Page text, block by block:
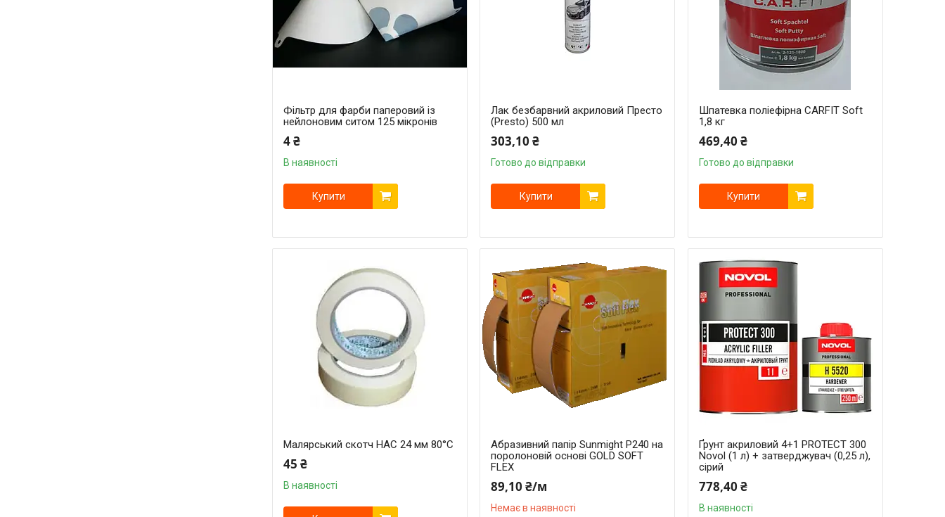
Фільтр для фарби паперовий із
нейлоновим ситом 125 мікронів
4 ₴
В наявності
Купити
Лак безбарвний акриловий Престо
(Presto) 500 мл
303,10 ₴
Готово до відправки
Купити
Шпатевка поліефірна CARFIT Soft
1,8 кг
469,40 ₴
Готово до відправки
Купити
Малярський скотч HAC 24 мм 80°C
45 ₴
В наявності
Абразивний папір Sunmight P240 на
поролоновій основі GOLD SOFT
FLEX
89,10 ₴/м
Немає в наявності
Ґрунт акриловий 4+1 PROTECT 300
Novol (1 л) + затверджувач (0,25 л),
сірий
778,40 ₴
В наявності